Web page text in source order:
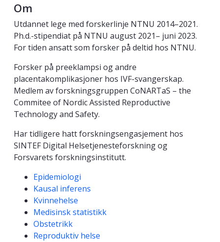
Om
Utdannet lege med forskerlinje NTNU 2014–2021.
Ph.d.-stipendiat på NTNU august 2021– juni 2023.
For tiden ansatt som forsker på deltid hos NTNU.
Forsker på preeklampsi og andre
placentakomplikasjoner hos IVF-svangerskap.
Medlem av forskningsgruppen CoNARTaS – the
Commitee of Nordic Assisted Reproductive
Technology and Safety.
Har tidligere hatt forskningsengasjement hos
SINTEF Digital Helsetjenesteforskning og
Forsvarets forskningsinstitutt.
Kompetanseord
Epidemiologi
Kausal inferens
Kvinnehelse
Medisinsk statistikk
Obstetrikk
Reproduktiv helse